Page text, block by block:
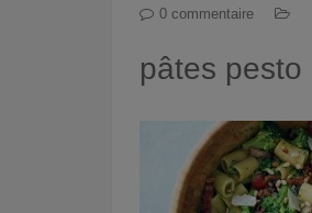
0 commentaire
pâtes pesto